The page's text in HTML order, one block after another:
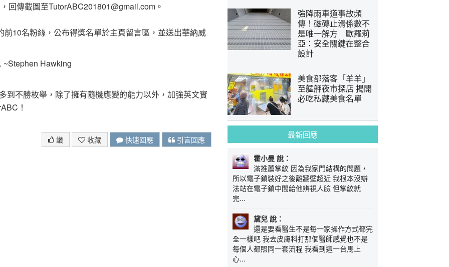
回傳截圖至TutorABC201801@gmail.com。
10名粉絲，公布得獎名單於主頁留言區，並送出華納威
~Stephen Hawking
到不勝枚舉，除了擁有隨機應變的能力以外，加強英文實
！
讚 收藏 快速回應 引言回應
強降雨車道事故頻
傳！磁磚止滑係數不
是唯一解方 歐羅莉
亞：安全關鍵在整合
設計
美食部落客「羊羊」
至艋舺夜市探店 揭開
必吃私藏美食名單
最新回應
霍小曼 說：
滿推薦掌紋 因為我家門結構的問題，
所以電子鎖裝好之後離牆壁超近 我根本沒辦
法站在電子鎖中間給他辨視人臉 但掌紋就
完...
黛兒 說：
還是要看醫生不是每一家操作方式都完
全一樣吧 我去皮膚科打那個醫師感覺也不是
每個人都照同一套流程 我看到這一台馬上
心...